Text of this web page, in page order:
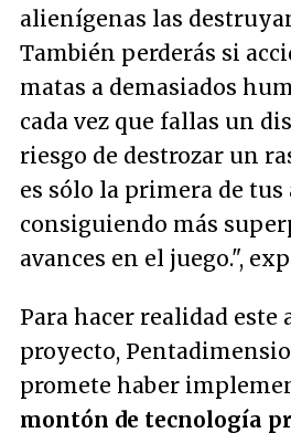
alienígenas las
También perderás si
matas a demasiados
cada vez que fallas un
riesgo de destrozar un
es sólo la primera de tus
consiguiendo más
avances en el juego.",
Para hacer realidad este
proyecto,
promete haber
montón de tecnología